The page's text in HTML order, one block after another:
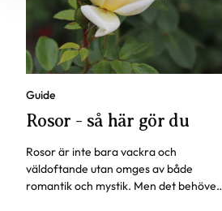
Guide
Rosor - så här gör du
Rosor är inte bara vackra och
väldoftande utan omges av både
romantik och mystik. Men det behöver